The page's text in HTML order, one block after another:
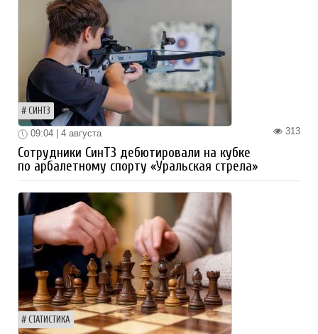
СИНТЗ
313
09:04 | 4 августа
Сотрудники СинТЗ дебютировали на кубке
по арбалетному спорту «Уральская стрела»
СТАТИСТИКА